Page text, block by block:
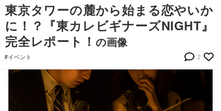
東京タワーの麓から始まる恋やいか
に！？『東カレビギナーズNIGHT』
完全レポート！ の画像
#イベント 2